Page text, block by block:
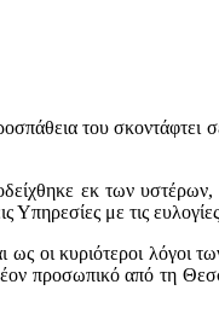
του σκοντάφτει
εκ των υστέρων,
με τις
ως οι κυριότεροι λόγοι
προσωπικό από τη